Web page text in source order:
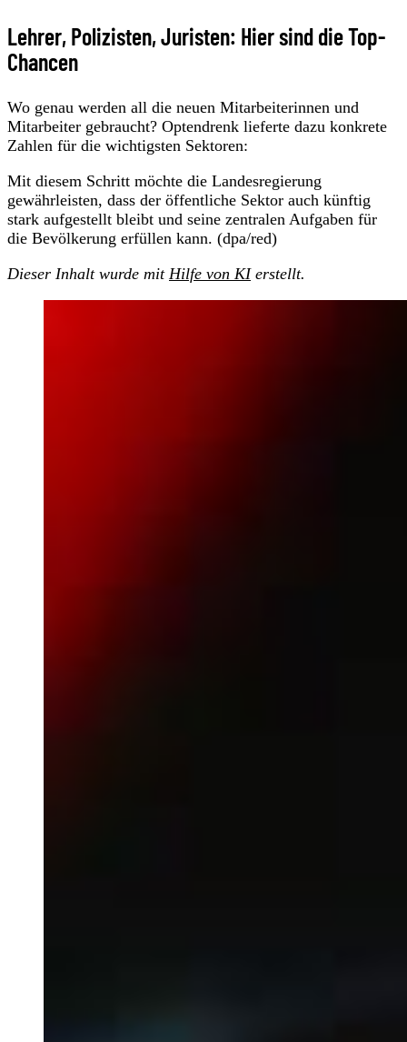
Lehrer, Polizisten, Juristen: Hier sind die Top-
Chancen
Wo genau werden all die neuen Mitarbeiterinnen und
Mitarbeiter gebraucht? Optendrenk lieferte dazu konkrete
Zahlen für die wichtigsten Sektoren:
Mit diesem Schritt möchte die Landesregierung
gewährleisten, dass der öffentliche Sektor auch künftig
stark aufgestellt bleibt und seine zentralen Aufgaben für
die Bevölkerung erfüllen kann. (dpa/red)
Dieser Inhalt wurde mit Hilfe von KIerstellt.